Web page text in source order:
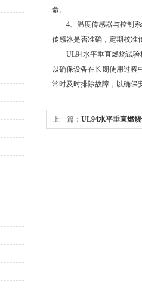
命。
4、温度传感器与控制系
传感器是否准确，定期校准
UL94水平垂直燃烧试验
以确保设备在长期使用过程
常时及时排除故障，以确保
上一篇： UL94水平垂直燃